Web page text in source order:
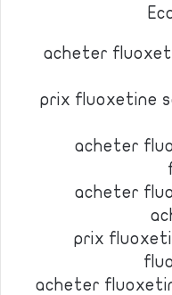
acheter
prix fluoxetine
acheter
acheter
prix
acheter